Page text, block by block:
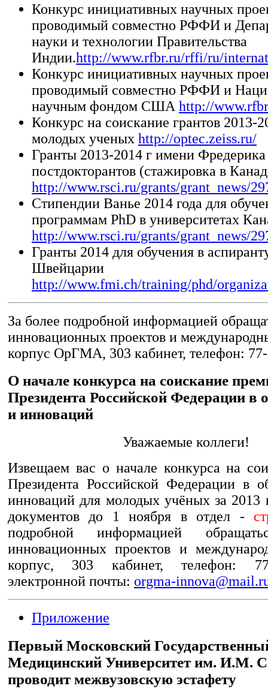
Конкурс инициативных научных
проводимый совместно РФФИ и
науки и технологии Правительства
Индии.http://www.rfbr.ru/rffi/ru/
Конкурс инициативных научных
проводимый совместно РФФИ и
научным фондом США http://
Конкурс на соискание грантов 2013-
молодых ученых http://optec.zeiss.ru/
Гранты 2013-2014 г имени Фредерика
постдокторантов (стажировка в
http://www.rsci.ru/grants/grant_news/
Стипендии Ванье 2014 года для
программам PhD в университетах
http://www.rsci.ru/grants/grant_news/
Гранты 2014 для обучения в
Швейцарии
http://www.fmi.ch/training/phd/
За более подробной информацией
инновационных проектов и
корпус ОрГМА, 303 кабинет, телефон:
О начале конкурса на соискание
Президента Российской Федерации в
и инноваций
Уважаемые коллеги!
Извещаем вас о начале конкурса на
Президента Российской Федерации в
инноваций для молодых учёных за 2013
документов до 1 ноября в отдел -
подробной информацией
инновационных проектов и
корпус, 303 кабинет, телефон:
электронной почты: orgma-
Приложение
Первый Московский
Медицинский Университет им. И.М.
проводит межвузовскую эстафету